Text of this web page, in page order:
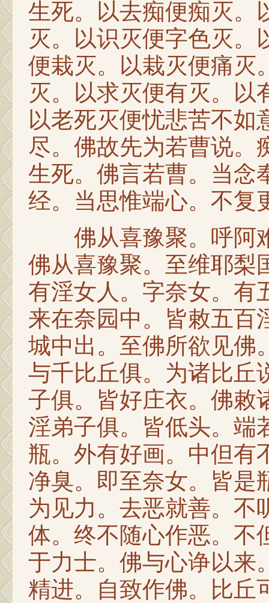
生死。以去痴便痴灭。
灭。以识灭便字色灭。
便栽灭。以栽灭便痛灭
灭。以求灭便有灭。以
以老死灭便忧悲苦不如
尽。佛故先为若曹说。
生死。佛言若曹。当念
经。当思惟端心。不复
佛从喜豫聚。呼阿
佛从喜豫聚。至维耶梨
有淫女人。字奈女。有
来在奈园中。皆敕五百
城中出。至佛所欲见佛
与千比丘俱。为诸比丘
子俱。皆好庄衣。佛敕
淫弟子俱。皆低头。端
瓶。外有好画。中但有
净臭。即至奈女。皆是
为见力。去恶就善。不
体。终不随心作恶。不
于力士。佛与心诤以来
精进。自致作佛。比丘